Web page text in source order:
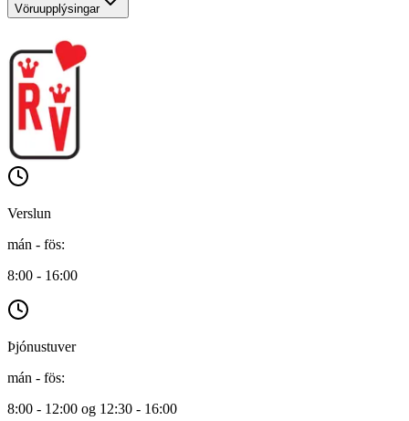
Vöruupplýsingar
Verslun
mán - fös:
8:00 - 16:00
Þjónustuver
mán - fös:
8:00 - 12:00 og 12:30 - 16:00